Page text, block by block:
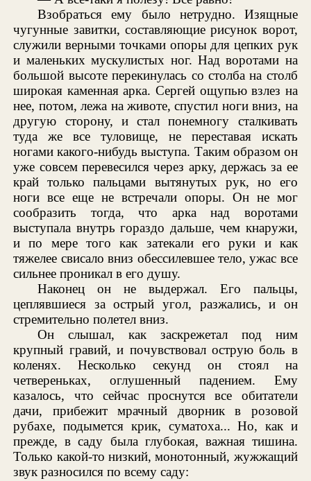
Взобраться ему было нетрудно. Изящные
чугунные завитки, составляющие рисунок ворот,
служили верными точками опоры для цепких рук
и маленьких мускулистых ног. Над воротами на
большой высоте перекинулась со столба на столб
широкая каменная арка. Сергей ощупью взлез на
нее, потом, лежа на животе, спустил ноги вниз, на
другую сторону, и стал понемногу сталкивать
туда же все туловище, не переставая искать
ногами какого-нибудь выступа. Таким образом он
уже совсем перевесился через арку, держась за ее
край только пальцами вытянутых рук, но его
ноги все еще не встречали опоры. Он не мог
сообразить тогда, что арка над воротами
выступала внутрь гораздо дальше, чем кнаружи,
и по мере того как затекали его руки и как
тяжелее свисало вниз обессилевшее тело, ужас все
сильнее проникал в его душу.
Наконец он не выдержал. Его пальцы,
цеплявшиеся за острый угол, разжались, и он
стремительно полетел вниз.
Он слышал, как заскрежетал под ним
крупный гравий, и почувствовал острую боль в
коленях. Несколько секунд он стоял на
четвереньках, оглушенный падением. Ему
казалось, что сейчас проснутся все обитатели
дачи, прибежит мрачный дворник в розовой
рубахе, подымется крик, суматоха... Но, как и
прежде, в саду была глубокая, важная тишина.
Только какой-то низкий, монотонный, жужжащий
звук разносился по всему саду: